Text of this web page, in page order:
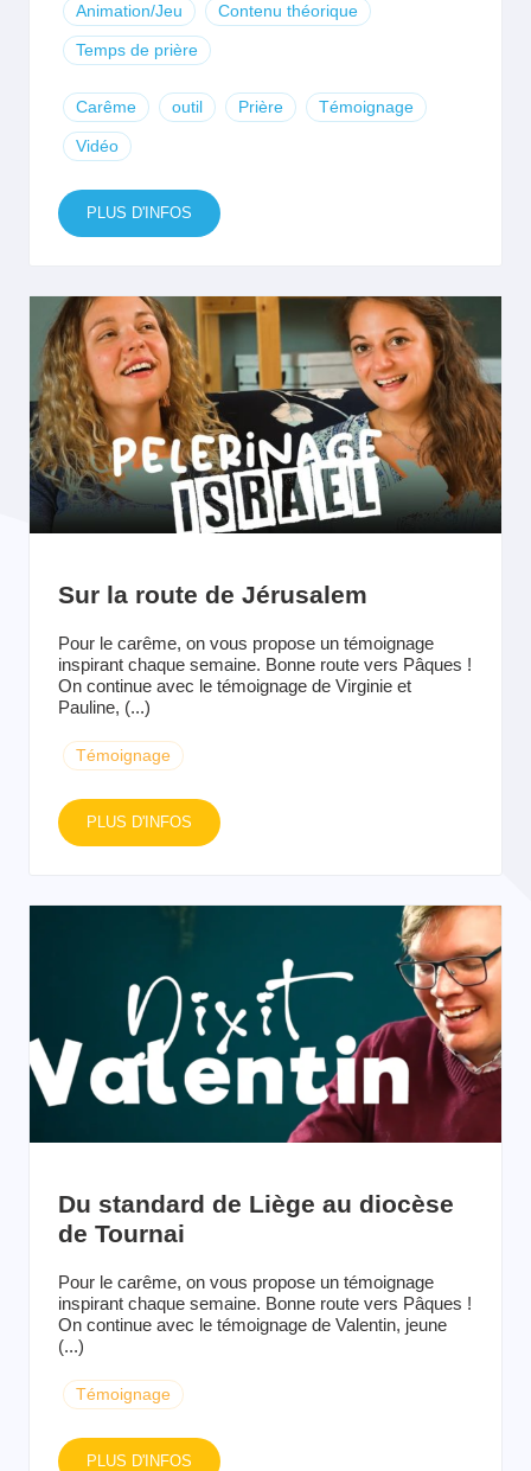
Animation/Jeu Contenu théorique
Temps de prière
Carême outil Prière Témoignage
Vidéo
PLUS D'INFOS
Sur la route de Jérusalem
Pour le carême, on vous propose un témoignage
inspirant chaque semaine. Bonne route vers Pâques !
On continue avec le témoignage de Virginie et
Pauline, (...)
Témoignage
PLUS D'INFOS
Du standard de Liège au diocèse
de Tournai
Pour le carême, on vous propose un témoignage
inspirant chaque semaine. Bonne route vers Pâques !
On continue avec le témoignage de Valentin, jeune
(...)
Témoignage
PLUS D'INFOS